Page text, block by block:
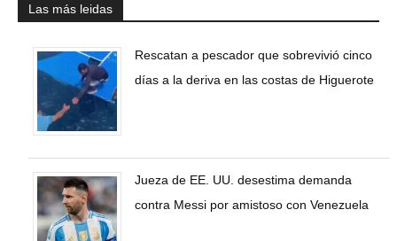
Las más leidas
Rescatan a pescador que sobrevivió cinco
días a la deriva en las costas de Higuerote
Jueza de EE. UU. desestima demanda
contra Messi por amistoso con Venezuela